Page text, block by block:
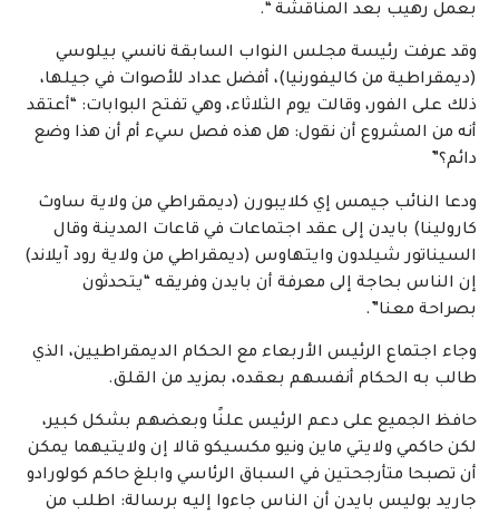
بعمل رهيب بعد المناقشة “.
وقد عرفت رئيسة مجلس النواب السابقة نانسي بيلوسي
(ديمقراطية من كاليفورنيا)، أفضل عداد للأصوات في جيلها،
ذلك على الفور، وقالت يوم الثلاثاء، وهي تفتح البوابات: “أعتقد
أنه من المشروع أن نقول: هل هذه فصل سيء أم أن هذا وضع
دائم؟”
ودعا النائب جيمس إي كلايبورن (ديمقراطي من ولاية ساوث
كارولينا) بايدن إلى عقد اجتماعات في قاعات المدينة وقال
السيناتور شيلدون وايتهاوس (ديمقراطي من ولاية رود آيلاند)
إن الناس بحاجة إلى معرفة أن بايدن وفريقه “يتحدثون
بصراحة معنا”.
وجاء اجتماع الرئيس الأربعاء مع الحكام الديمقراطيين، الذي
طالب به الحكام أنفسهم بعقده، بمزيد من القلق.
حافظ الجميع على دعم الرئيس علنًا وبعضهم بشكل كبير،
لكن حاكمي ولايتي ماين ونيو مكسيكو قالا إن ولايتيهما يمكن
أن تصبحا متأرجحتين في السباق الرئاسي وابلغ حاكم كولورادو
جاريد بوليس بايدن أن الناس جاءوا إليه برسالة: اطلب من